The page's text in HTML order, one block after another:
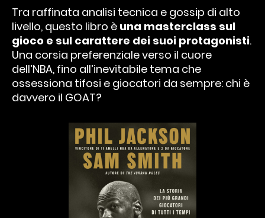
Tra raffinata analisi tecnica e gossip di alto
livello, questo libro è una masterclass sul
gioco e sul carattere dei suoi protagonisti.
Una corsia preferenziale verso il cuore
dell’NBA, fino all’inevitabile tema che
ossessiona tifosi e giocatori da sempre: chi è
davvero il GOAT?